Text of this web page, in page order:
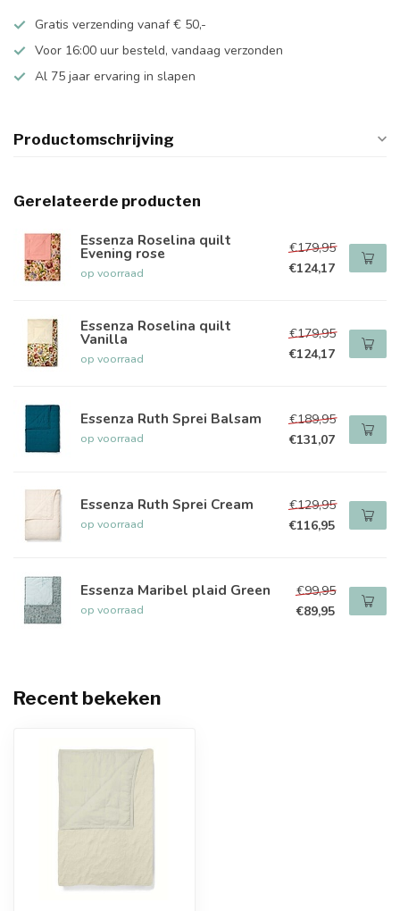
Gratis verzending vanaf € 50,-
Voor 16:00 uur besteld, vandaag verzonden
Al 75 jaar ervaring in slapen
Productomschrijving
Gerelateerde producten
Essenza Roselina quilt
Evening rose
op voorraad
€179,95
€124,17
Essenza Roselina quilt
Vanilla
op voorraad
€179,95
€124,17
Essenza Ruth Sprei Balsam
op voorraad
€189,95
€131,07
Essenza Ruth Sprei Cream
op voorraad
€129,95
€116,95
Essenza Maribel plaid Green
op voorraad
€99,95
€89,95
Recent bekeken